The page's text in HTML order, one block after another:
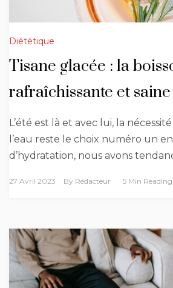
Diététique
Tisane glacée : la
rafraîchissante et saine
L’été est là et avec lui, la
l’eau reste le choix numéro un
d’hydratation, nous avons
27 Avril 2023 By Rédacteur 5 Min Reading